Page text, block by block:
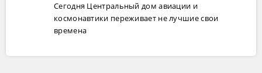
Сегодня Центральный дом авиации и
космонавтики переживает не лучшие свои
времена